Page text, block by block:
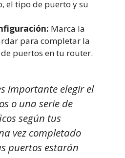
el tipo de puerto y su
Marca la
para completar la
puertos en tu router.
importante elegir el
o una serie de
según tus
vez completado
puertos estarán